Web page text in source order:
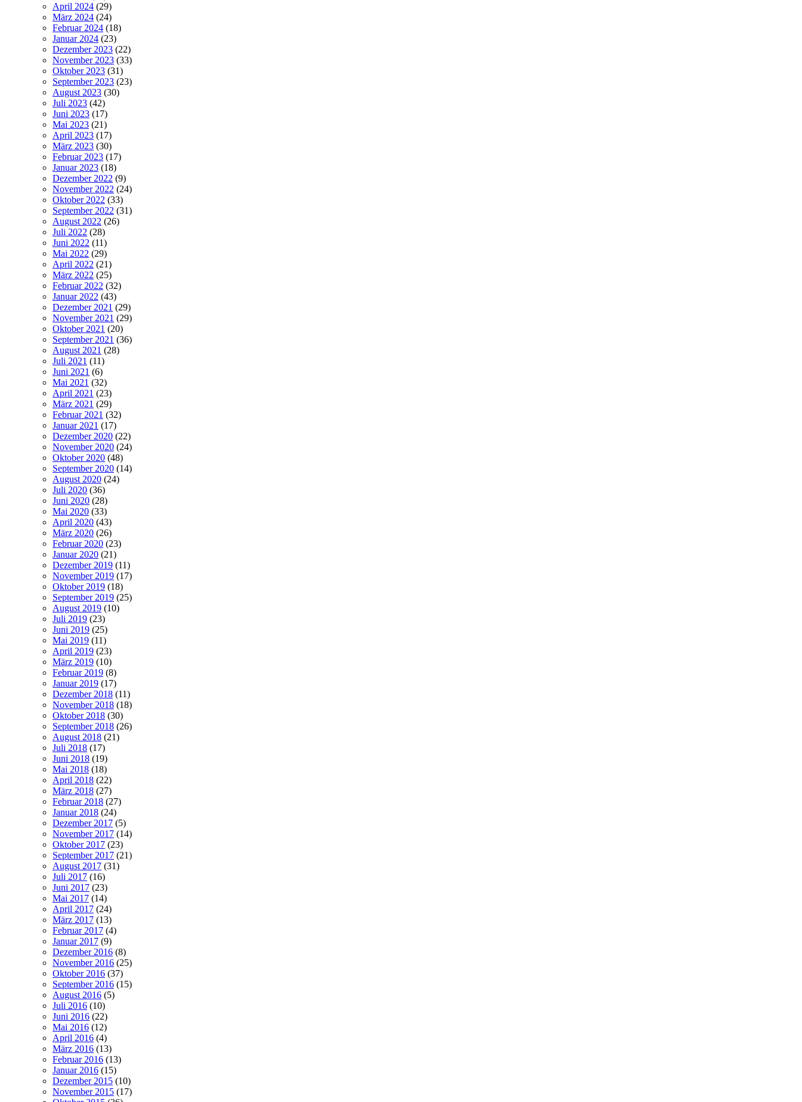
April 2024 (29)
März 2024 (24)
Februar 2024 (18)
Januar 2024 (23)
Dezember 2023 (22)
November 2023 (33)
Oktober 2023 (31)
September 2023 (23)
August 2023 (30)
Juli 2023 (42)
Juni 2023 (17)
Mai 2023 (21)
April 2023 (17)
März 2023 (30)
Februar 2023 (17)
Januar 2023 (18)
Dezember 2022 (9)
November 2022 (24)
Oktober 2022 (33)
September 2022 (31)
August 2022 (26)
Juli 2022 (28)
Juni 2022 (11)
Mai 2022 (29)
April 2022 (21)
März 2022 (25)
Februar 2022 (32)
Januar 2022 (43)
Dezember 2021 (29)
November 2021 (29)
Oktober 2021 (20)
September 2021 (36)
August 2021 (28)
Juli 2021 (11)
Juni 2021 (6)
Mai 2021 (32)
April 2021 (23)
März 2021 (29)
Februar 2021 (32)
Januar 2021 (17)
Dezember 2020 (22)
November 2020 (24)
Oktober 2020 (48)
September 2020 (14)
August 2020 (24)
Juli 2020 (36)
Juni 2020 (28)
Mai 2020 (33)
April 2020 (43)
März 2020 (26)
Februar 2020 (23)
Januar 2020 (21)
Dezember 2019 (11)
November 2019 (17)
Oktober 2019 (18)
September 2019 (25)
August 2019 (10)
Juli 2019 (23)
Juni 2019 (25)
Mai 2019 (11)
April 2019 (23)
März 2019 (10)
Februar 2019 (8)
Januar 2019 (17)
Dezember 2018 (11)
November 2018 (18)
Oktober 2018 (30)
September 2018 (26)
August 2018 (21)
Juli 2018 (17)
Juni 2018 (19)
Mai 2018 (18)
April 2018 (22)
März 2018 (27)
Februar 2018 (27)
Januar 2018 (24)
Dezember 2017 (5)
November 2017 (14)
Oktober 2017 (23)
September 2017 (21)
August 2017 (31)
Juli 2017 (16)
Juni 2017 (23)
Mai 2017 (14)
April 2017 (24)
März 2017 (13)
Februar 2017 (4)
Januar 2017 (9)
Dezember 2016 (8)
November 2016 (25)
Oktober 2016 (37)
September 2016 (15)
August 2016 (5)
Juli 2016 (10)
Juni 2016 (22)
Mai 2016 (12)
April 2016 (4)
März 2016 (13)
Februar 2016 (13)
Januar 2016 (15)
Dezember 2015 (10)
November 2015 (17)